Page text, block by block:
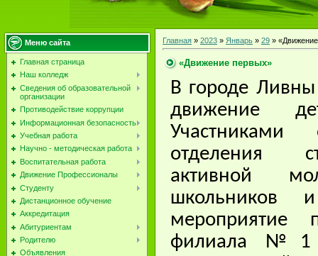
Меню сайта
Главная страница
Наш колледж
Сведения об образовательной
организации
Противодействие коррупции
Информационная безопасность
Учебная работа
Научно - методическая работа
Воспитательная работа
Движение Профессионалы
Студенту
Дистанционное обучение
Аккредитация
Абитуриентам
Родителю
Объявления
Главная » 2023 » Январь » 29 »
«Движение первых»
В городе Ливны
движение
Участниками
отделения
активной
школьников
мероприятие
филиала №1